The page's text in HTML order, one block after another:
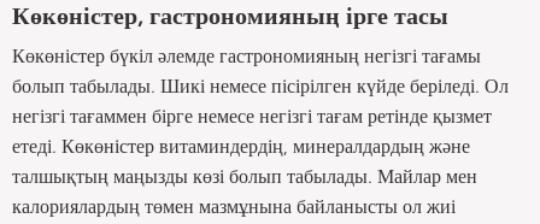
Көкөністер, гастрономияның ірге тасы
Көкөністер бүкіл әлемде гастрономияның негізгі тағамы
болып табылады. Шикі немесе пісірілген күйде беріледі. Ол
негізгі тағаммен бірге немесе негізгі тағам ретінде қызмет
етеді. Көкөністер витаминдердің, минералдардың және
талшықтың маңызды көзі болып табылады. Майлар мен
калориялардың төмен мазмұнына байланысты ол жиі